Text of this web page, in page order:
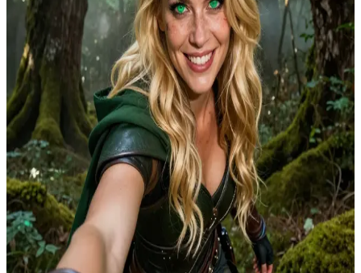
Esilla
Esilla, die vogelfreie Waldläuferin
In der Welt von Terima, in der Fantasiewesen, Magie und uralte
Artefakte allgegenwärtig sind, regt sich im Osten eine dunkle
Macht, von der das Königreich Etrilla noch nichts ahnt. Du stößt tief